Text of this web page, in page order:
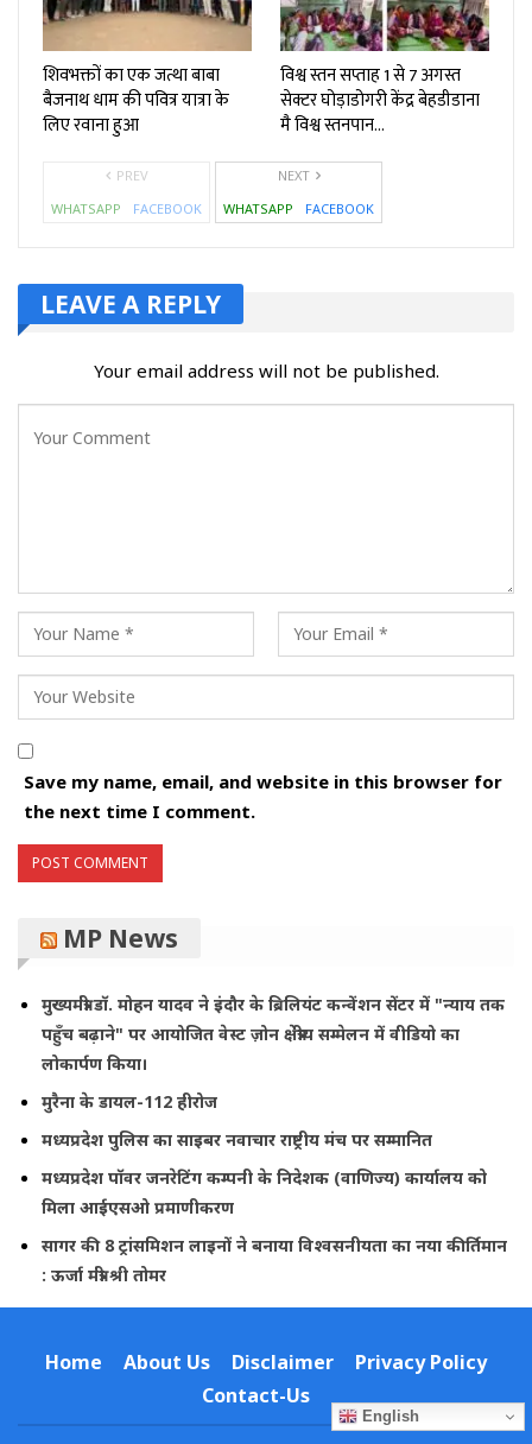
शिवभक्तों का एक जत्था बाबा
बैजनाथ धाम की पवित्र यात्रा के
लिए रवाना हुआ
विश्व स्तन सप्ताह 1 से 7 अगस्त
सेक्टर घोड़ाडोगरी केंद्र बेहडीडाना
मै विश्व स्तनपान…
PREV
WHATSAPP
FACEBOOK
NEXT
WHATSAPP
FACEBOOK
LEAVE A REPLY
Your email address will not be published.
Save my name, email, and website in this browser for
the next time I comment.
MP News
मुख्यमंत्री डॉ. मोहन यादव ने इंदौर के ब्रिलियंट कन्वेंशन सेंटर में "न्याय तक
पहुँच बढ़ाने" पर आयोजित वेस्ट ज़ोन क्षेत्रीय सम्मेलन में वीडियो का
लोकार्पण किया।
मुरैना के डायल-112 हीरोज
मध्यप्रदेश पुलिस का साइबर नवाचार राष्ट्रीय मंच पर सम्मानित
मध्यप्रदेश पॉवर जनरेटिंग कम्पनी के निदेशक (वाणिज्य) कार्यालय को
मिला आईएसओ प्रमाणीकरण
सागर की 8 ट्रांसमिशन लाइनों ने बनाया विश्वसनीयता का नया कीर्तिमान
: ऊर्जा मंत्री श्री तोमर
Home About Us Disclaimer
Privacy Policy
Contact-Us
English